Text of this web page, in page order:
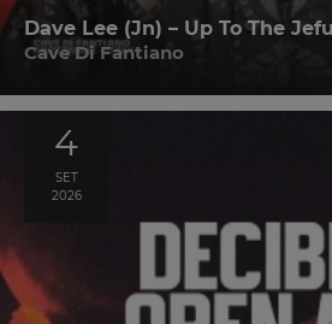
Dave Lee (Jn) – Up To The Jefu
Cave Di Fantiano
4
SET
2026